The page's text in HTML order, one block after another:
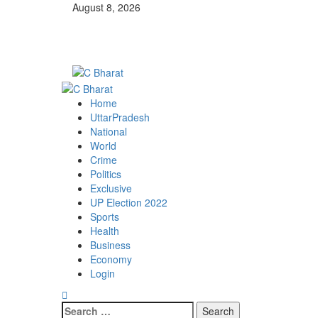
August 8, 2026
Primary
Menu
Home
UttarPradesh
National
World
Crime
Politics
Exclusive
UP Election 2022
Sports
Health
Business
Economy
Login
Search